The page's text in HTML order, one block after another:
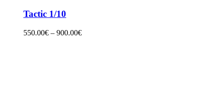
Tactic 1/10
550.00€ – 900.00€